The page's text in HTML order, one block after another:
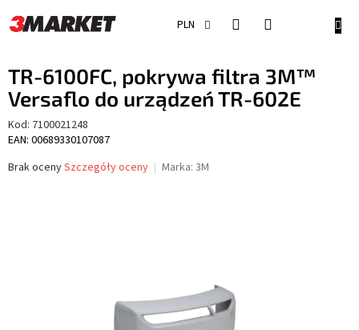
do
treści
PLN
TR-6100FC, pokrywa filtra 3M™
Versaflo do urządzeń TR-602E
Kod: 7100021248
EAN: 00689330107087
Średnia
Brak ocenySzczegóły oceny Marka: 3M